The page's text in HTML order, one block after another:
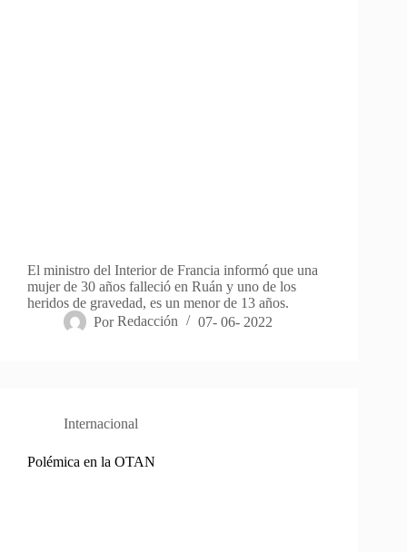
El ministro del Interior de Francia informó que una
mujer de 30 años falleció en Ruán y uno de los
heridos de gravedad, es un menor de 13 años.
Por Redacción 07- 06- 2022
Internacional
Polémica en la OTAN